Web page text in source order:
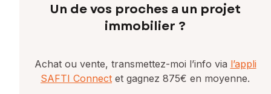
Un de vos proches a un projet
immobilier ?
Achat ou vente, transmettez-moi l’info via l’appli
SAFTI Connect et gagnez 875€ en moyenne.